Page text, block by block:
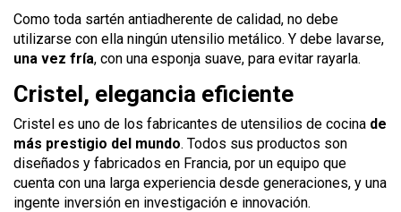
Como toda sartén antiadherente de calidad, no debe
utilizarse con ella ningún utensilio metálico. Y debe lavarse,
una vez fría, con una esponja suave, para evitar rayarla.
Cristel, elegancia eficiente
Cristel es uno de los fabricantes de utensilios de cocina de
más prestigio del mundo. Todos sus productos son
diseñados y fabricados en Francia, por un equipo que
cuenta con una larga experiencia desde generaciones, y una
ingente inversión en investigación e innovación.